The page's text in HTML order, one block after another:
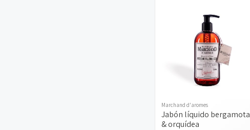
Marchand d'aromes
Jabón líquido bergamota
& orquídea